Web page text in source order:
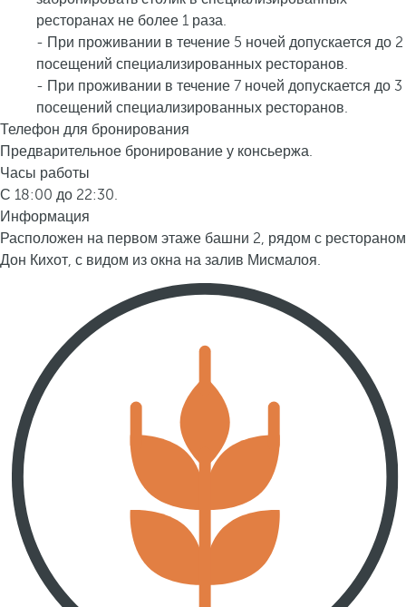
ресторанах не более 1 раза.
- При проживании в течение 5 ночей допускается до 2
посещений специализированных ресторанов.
- При проживании в течение 7 ночей допускается до 3
посещений специализированных ресторанов.
Телефон для бронирования
Предварительное бронирование у консьержа.
Часы работы
С 18:00 до 22:30.
Информация
Расположен на первом этаже башни 2, рядом с рестораном
Дон Кихот, с видом из окна на залив Мисмалоя.